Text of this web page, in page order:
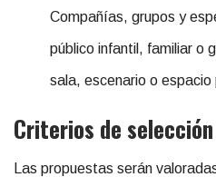
Compañías, grupos y
público infantil, familiar o
sala, escenario o espacio
Criterios de selección
Las propuestas serán